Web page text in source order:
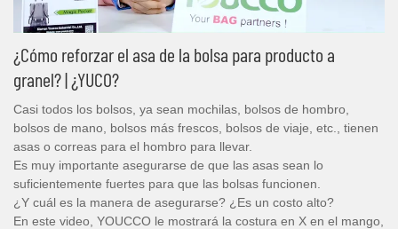
¿Cómo reforzar el asa de la bolsa para producto a
granel? | ¿YUCO?
Casi todos los bolsos, ya sean mochilas, bolsos de hombro,
bolsos de mano, bolsos más frescos, bolsos de viaje, etc., tienen
asas o correas para el hombro para llevar.
Es muy importante asegurarse de que las asas sean lo
suficientemente fuertes para que las bolsas funcionen.
¿Y cuál es la manera de asegurarse? ¿Es un costo alto?
En este video, YOUCCO le mostrará la costura en X en el mango,